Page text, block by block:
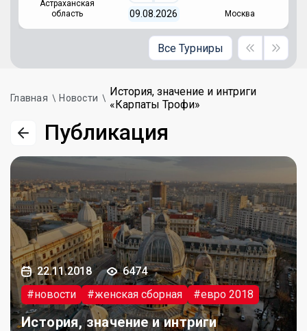
Астраханская
область
09.08.2026 Москва
Все Турниры
Главная Новости
История, значение и интриги
«Карпаты Трофи»
Публикация
22.11.2018
6474
#новости
#женская сборная #евро 2018
История, значение и интриги